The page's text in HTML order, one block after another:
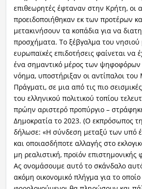
επιθεωρητές έφταναν στην Κρήτη, οι
προειδοποιήθηκαν εκ των προτέρων
μετακινήσουν τα κοπάδια για να
προσχήματα. Το ξέβγαλμα του νησιού
ευρωπαϊκές επιδοτήσεις φαίνεται να
ένα σημαντικό μέρος των ψηφοφόρων
νόημα, υποστήριξαν οι αντίπαλοι
Πράγματι, σε μια από τις πιο
του ελληνικού πολιτικού τοπίου
πρώην αριστερό προπύργιο –
Δημοκρατία το 2023. (Ο εκπρόσωπος
δήλωσε: «Η σύνδεση μεταξύ των υπό
και οποιασδήποτε αλλαγής στο
μη ρεαλιστική, προϊόν επιστημονικής
Ας ονομάσουμε αυτό το σκάνδαλο
ακόμη οικονομικό πλήγμα για το οποίο